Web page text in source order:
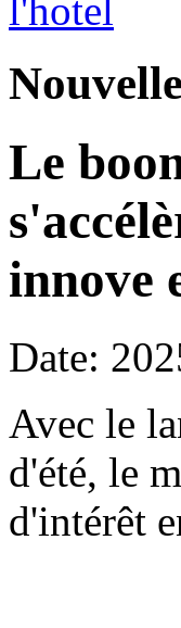
Le
innove
Date:
Avec le
d'été, le
d'intérêt